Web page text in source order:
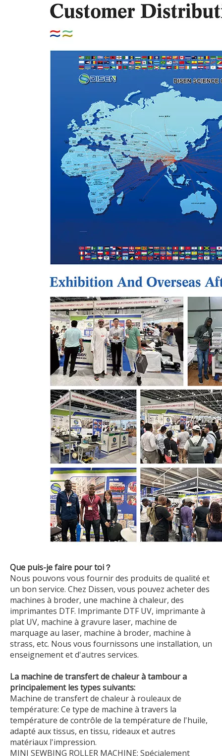
Que puis-je faire pour toi？
Nous pouvons vous fournir des produits de qualité et
un bon service. Chez Dissen, vous pouvez acheter des
machines à broder, une machine à chaleur, des
imprimantes DTF. Imprimante DTF UV, imprimante à
plat UV, machine à gravure laser, machine de
marquage au laser, machine à broder, machine à
strass, etc. Nous vous fournissons une installation, un
enseignement et d'autres services.
La machine de transfert de chaleur à tambour a
principalement les types suivants:
Machine de transfert de chaleur à rouleaux de
température: Ce type de machine à travers la
température de contrôle de la température de l'huile,
adapté aux tissus, en tissu, rideaux et autres
matériaux l'impression.
MINI SEWBING ROLLER MACHINE: Spécialement